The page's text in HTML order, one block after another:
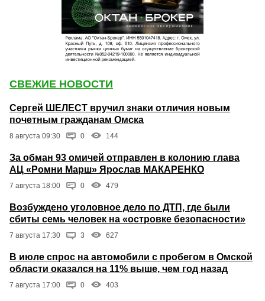
СВЕЖИЕ НОВОСТИ
Сергей ШЕЛЕСТ вручил знаки отличия новым
почетным гражданам Омска
8 августа 09:30 0 144
За обман 93 омичей отправлен в колонию глава
АЦ «Ромни Марш» Ярослав МАКАРЕНКО
7 августа 18:00 0 479
Возбуждено уголовное дело по ДТП, где были
сбиты семь человек на «островке безопасности»
7 августа 17:30 3 627
В июле спрос на автомобили с пробегом в Омской
области оказался на 11% выше, чем год назад
7 августа 17:00 0 403